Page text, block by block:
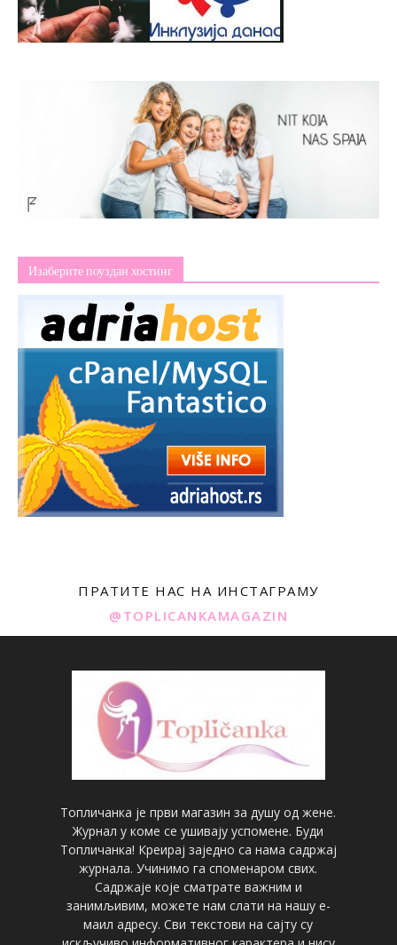
Изаберите поуздан хостинг
ПРАТИТЕ НАС НА ИНСТАГРАМУ
@TOPLICANKAMAGAZIN
Топличанка је први магазин за душу од жене.
Журнал у коме се ушивају успомене. Буди
Топличанка! Креирај заједно са нама садржај
журнала. Учинимо га споменаром свих.
Садржаје које сматрате важним и
занимљивим, можете нам слати на нашу е-
маил адресу. Сви текстови на сајту су